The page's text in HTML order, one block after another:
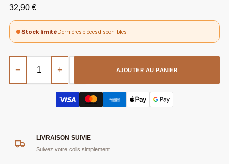
32,90 €
Stock limitéDernières pièces disponibles
− + AJOUTER AU PANIER
LIVRAISON SUIVIE
Suivez votre colis simplement